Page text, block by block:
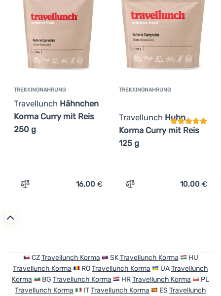
Kochen
Klettern
Ultraleichte
Ausrüstung
Marken
Club
eXtra
Über
Bestseller
Höchster Rabatt
Leichteste
Teuerste
Günstigste €
TREKKINGNAHRUNG
Travellunch Hähnchen
Korma Curry mit Reis
250 g
Zum Vergleich 'Trekkingnahrung Travellunch
16,00 €
TREKKINGNAHRUNG
Travellunch Huhn
Korma Curry mit Reis
125 g
Zum Vergleich
10,00 €
CZTravellunch Korma SKTravellunch Korma
HU
Travellunch Korma
ROTravellunch Korma UATravellunch
Korma
BG Travellunch Korma HRTravellunch Korma
PL
Travellunch Korma
ITTravellunch Korma ES Travellunch